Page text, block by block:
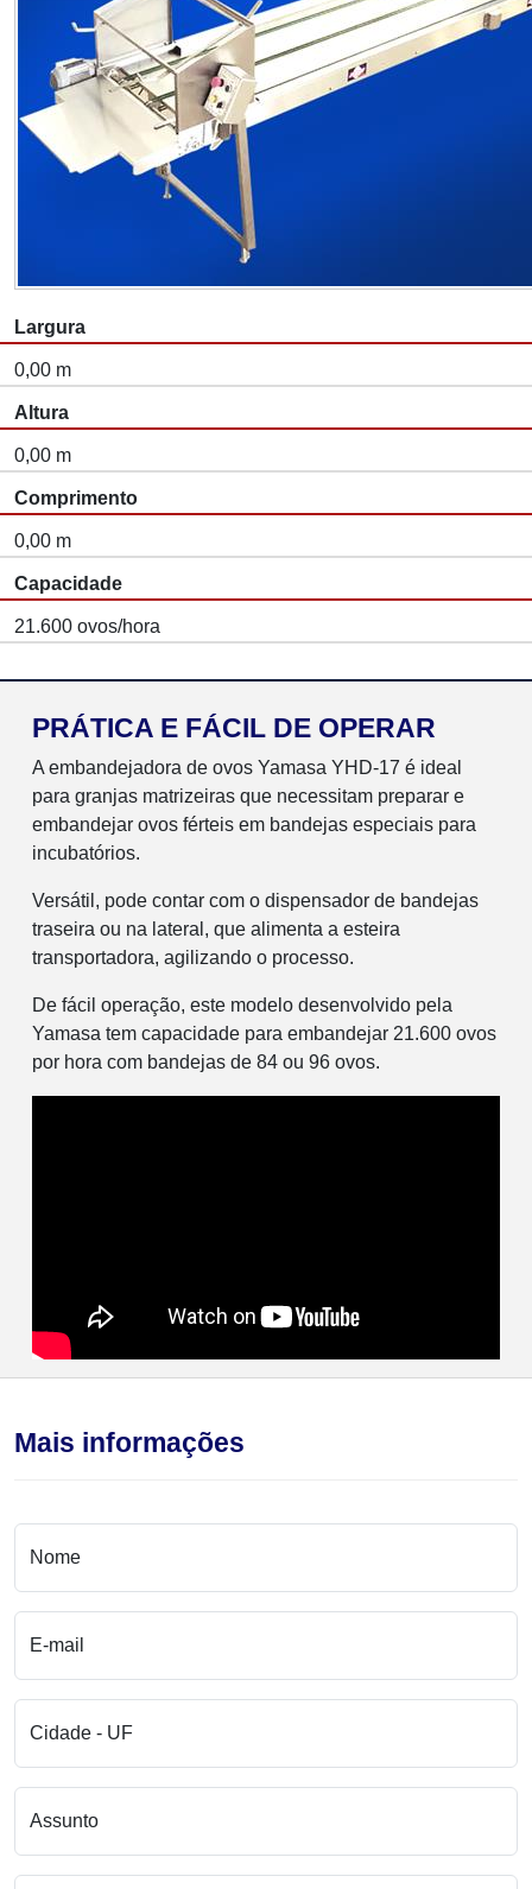
Largura
0,00 m
Altura
0,00 m
Comprimento
0,00 m
Capacidade
21.600 ovos/hora
PRÁTICA E FÁCIL DE OPERAR
A embandejadora de ovos Yamasa YHD-17 é ideal
para granjas matrizeiras que necessitam preparar e
embandejar ovos férteis em bandejas especiais para
incubatórios.
Versátil, pode contar com o dispensador de bandejas
traseira ou na lateral, que alimenta a esteira
transportadora, agilizando o processo.
De fácil operação, este modelo desenvolvido pela
Yamasa tem capacidade para embandejar 21.600 ovos
por hora com bandejas de 84 ou 96 ovos.
Mais informações
Nome
E-mail
Cidade - UF
Assunto